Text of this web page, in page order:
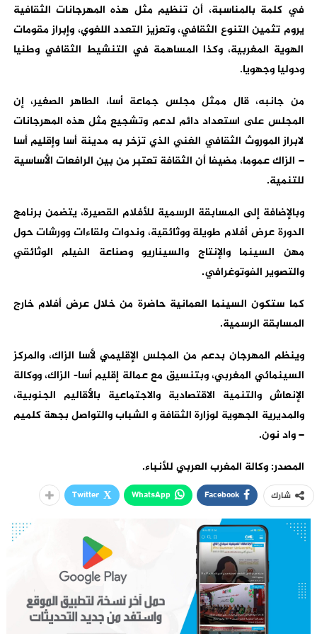
في كلمة بالمناسبة، أن تنظيم مثل هذه المهرجانات الثقافية
يروم تثمين التنوع الثقافي، وتعزيز التعدد اللغوي، وإبراز مقومات
الهوية المغربية، وكذا المساهمة في التنشيط الثقافي وطنيا
ودوليا وجهويا.
من جانبه، قال ممثل مجلس جماعة أسا، الطاهر الصغير، إن
المجلس على استعداد دائم لدعم وتشجيع مثل هذه المهرجانات
لابراز الموروث الثقافي الغني الذي تزخر به مدينة أسا وإقليم أسا
– الزاك عموما، مضيفا أن الثقافة تعتبر من بين الرافعات الأساسية
للتنمية.
وبالإضافة إلى المسابقة الرسمية للأفلام القصيرة، يتضمن برنامج
الدورة عرض أفلام طويلة ووثائقية، وندوات ولقاءات وورشات حول
مهن السينما والإنتاج والسيناريو وصناعة الفيلم الوثائقي
والتصوير الفوتوغرافي.
كما ستكون السينما العمانية حاضرة من خلال عرض أفلام خارج
المسابقة الرسمية.
وينظم المهرجان بدعم من المجلس الإقليمي لأسا الزاك، والمركز
السينمائي المغربي، وبتنسيق مع عمالة إقليم أسا- الزاك، ووكالة
الإنعاش والتنمية الاقتصادية والاجتماعية بالأقاليم الجنوبية،
والمديرية الجهوية لوزارة الثقافة و الشباب والتواصل بجهة كلميم
– واد نون.
المصدر: وكالة المغرب العربي للأنباء.
شارك Facebook
WhatsApp
Twitter